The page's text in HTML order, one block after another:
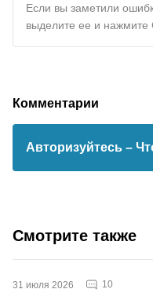
Если вы заметили
выделите ее и нажмите
Комментарии
Авторизуйтесь –
Смотрите также
31 июля 2026 10